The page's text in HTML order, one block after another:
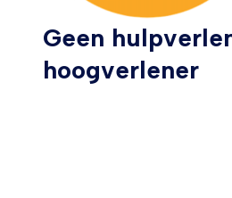
Geen
hoogverlener